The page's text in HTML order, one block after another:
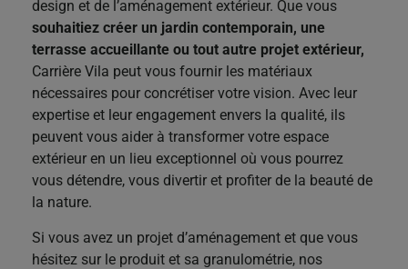
design et de l’aménagement extérieur. Que vous
souhaitiez créer un jardin contemporain, une
terrasse accueillante ou tout autre projet extérieur,
Carrière Vila peut vous fournir les matériaux
nécessaires pour concrétiser votre vision. Avec leur
expertise et leur engagement envers la qualité, ils
peuvent vous aider à transformer votre espace
extérieur en un lieu exceptionnel où vous pourrez
vous détendre, vous divertir et profiter de la beauté de
la nature.
Si vous avez un projet d’aménagement et que vous
hésitez sur le produit et sa granulométrie, nos